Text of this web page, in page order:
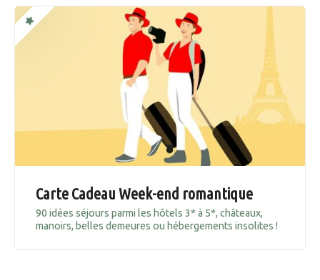
Carte Cadeau Week-end romantique
90 idées séjours parmi les hôtels 3* à 5*, châteaux,
manoirs, belles demeures ou hébergements insolites !